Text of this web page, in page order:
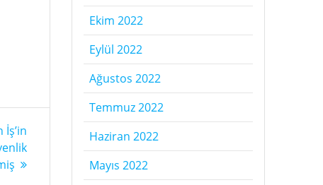
Ekim 2022
Eylül 2022
Ağustos 2022
Temmuz 2022
Haziran 2022
Mayıs 2022